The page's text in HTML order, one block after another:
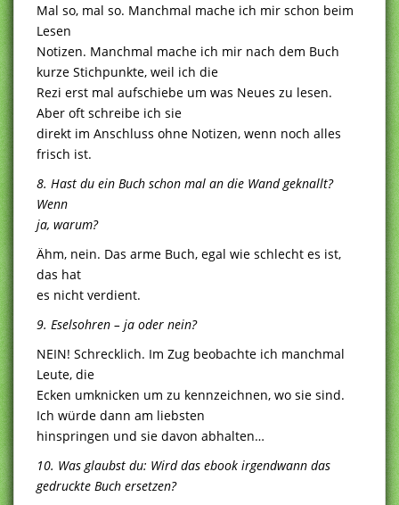
Mal so, mal so. Manchmal mache ich mir schon beim
Lesen
Notizen. Manchmal mache ich mir nach dem Buch
kurze Stichpunkte, weil ich die
Rezi erst mal aufschiebe um was Neues zu lesen.
Aber oft schreibe ich sie
direkt im Anschluss ohne Notizen, wenn noch alles
frisch ist.
8. Hast du ein Buch schon mal an die Wand geknallt?
Wenn
ja, warum?
Ähm, nein. Das arme Buch, egal wie schlecht es ist,
das hat
es nicht verdient.
9. Eselsohren – ja oder nein?
NEIN! Schrecklich. Im Zug beobachte ich manchmal
Leute, die
Ecken umknicken um zu kennzeichnen, wo sie sind.
Ich würde dann am liebsten
hinspringen und sie davon abhalten…
10. Was glaubst du: Wird das ebook irgendwann das
gedruckte Buch ersetzen?